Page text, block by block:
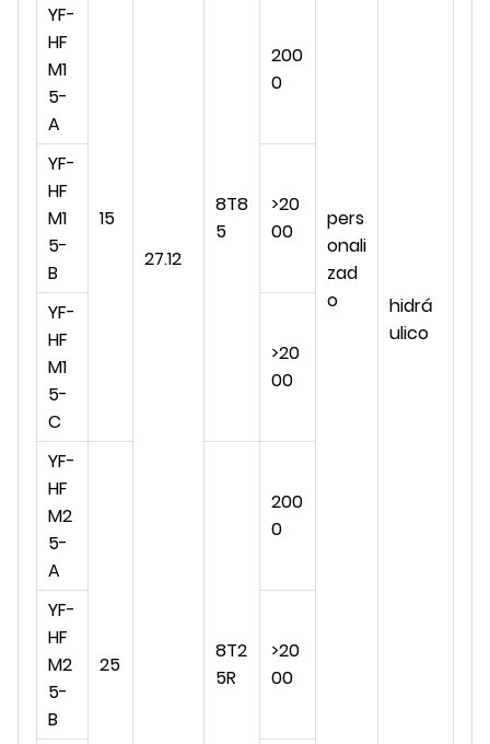
27.12
pers
onali
zad
o
hidrá
ulico
YF-
HF
M1
5-
A
15
8T8
5
200
0
YF-
HF
M1
5-
B
>20
00
YF-
HF
M1
5-
C
>20
00
YF-
HF
M2
5-
A
25
8T2
5R
200
0
YF-
HF
M2
5-
B
>20
00